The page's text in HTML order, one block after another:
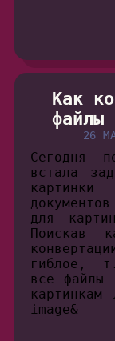
Как
файлы
26
Сегодня
встала
для
Поискав
гиблое,
все файлы
картинкам
image&